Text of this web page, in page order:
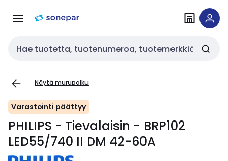
navigointiinsisältöön
Haku
Näytä murupolku
Varastointi päättyy
PHILIPS - Tievalaisin - BRP102
LED55/740 II DM 42-60A